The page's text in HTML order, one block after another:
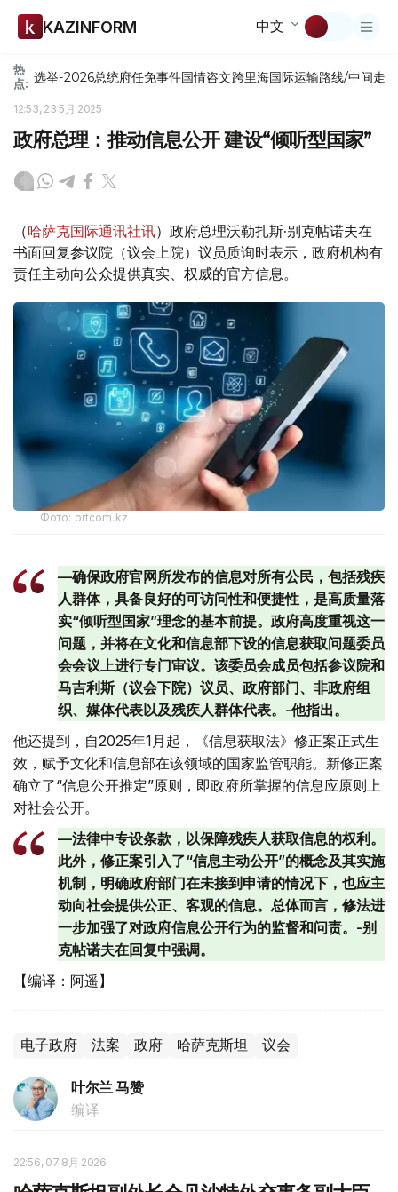
KAZINFORM 中文
热
点: 选举-2026总统府任免事件国情咨文跨里海国际运输路线/中间走廊
12:53, 23 5月 2025
政府总理：推动信息公开 建设“倾听型国家”
（哈萨克国际通讯社讯）政府总理沃勒扎斯·别克帖诺夫在
书面回复参议院（议会上院）议员质询时表示，政府机构有
责任主动向公众提供真实、权威的官方信息。
Фото: ortcom.kz
—确保政府官网所发布的信息对所有公民，包括残疾
人群体，具备良好的可访问性和便捷性，是高质量落
实“倾听型国家”理念的基本前提。政府高度重视这一
问题，并将在文化和信息部下设的信息获取问题委员
会会议上进行专门审议。该委员会成员包括参议院和
马吉利斯（议会下院）议员、政府部门、非政府组
织、媒体代表以及残疾人群体代表。-他指出。
他还提到，自2025年1月起，《信息获取法》修正案正式生
效，赋予文化和信息部在该领域的国家监管职能。新修正案
确立了“信息公开推定”原则，即政府所掌握的信息应原则上
对社会公开。
—法律中专设条款，以保障残疾人获取信息的权利。
此外，修正案引入了“信息主动公开”的概念及其实施
机制，明确政府部门在未接到申请的情况下，也应主
动向社会提供公正、客观的信息。总体而言，修法进
一步加强了对政府信息公开行为的监督和问责。-别
克帖诺夫在回复中强调。
【编译：阿遥】
电子政府 法案 政府 哈萨克斯坦 议会
叶尔兰 马赞
编译
22:56, 07 8月 2026